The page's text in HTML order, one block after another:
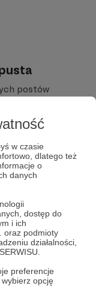
w czasie
dlatego też
o
danych
dostęp do
i ich
oraz podmioty
działalności,
preferencje
opcję
postów
Goldstein